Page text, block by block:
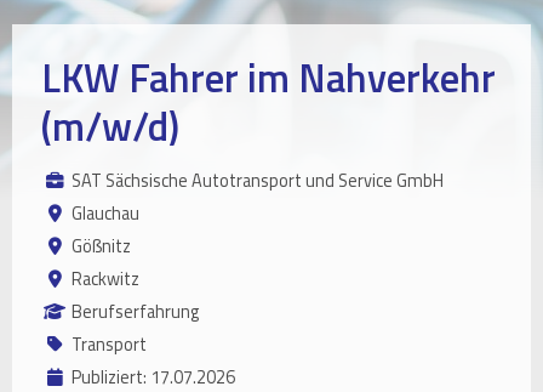
LKW Fahrer im Nahverkehr
(m/w/d)
SAT Sächsische Autotransport und Service GmbH
Glauchau
Gößnitz
Rackwitz
Berufserfahrung
Transport
Publiziert: 17.07.2026